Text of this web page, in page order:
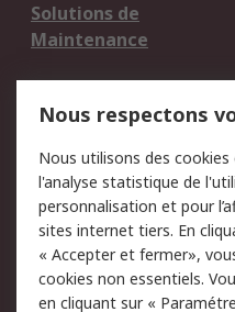
Solutions de
Maintenance
du site
Politique de
des données - Mise à
jour
Conditions générales
de vente
Nous respectons
Nous utilisons des
l'analyse statistique de
personnalisation et pour
sites internet tiers. En
« Accepter et fermer»,
cookies non essentiels.
en cliquant sur «